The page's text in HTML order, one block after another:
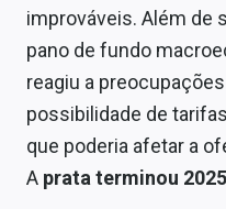
improváveis. Além de
pano de fundo
reagiu a
possibilidade de
que poderia afetar a
A prata terminou